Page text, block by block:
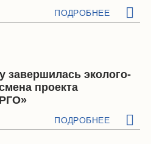
ПОДРОБНЕЕ
завершилась эколого-
проекта
ПОДРОБНЕЕ